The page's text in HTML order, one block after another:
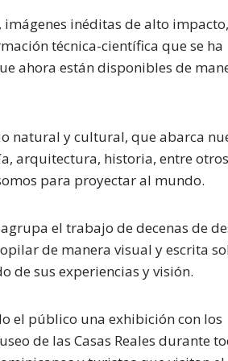
imágenes inéditas de alto
técnica-científica que se ha
ahora están disponibles de
natural y cultural, que abarca
arquitectura, historia, entre
para proyectar al mundo.
el trabajo de decenas de
de manera visual y escrita
de sus experiencias y visión.
el público una exhibición con los
de las Casas Reales durante